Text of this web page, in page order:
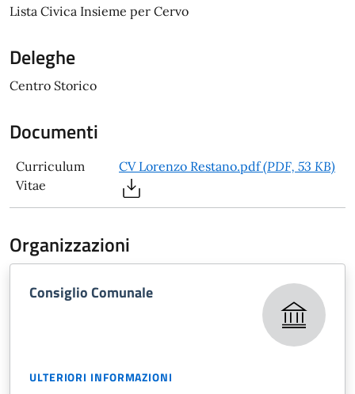
Lista Civica Insieme per Cervo
Deleghe
Centro Storico
Documenti
Curriculum
Vitae
CV Lorenzo Restano.pdf(PDF, 53 KB)
Organizzazioni
Consiglio Comunale
ULTERIORI INFORMAZIONI